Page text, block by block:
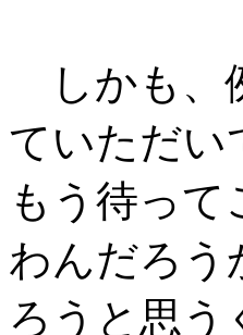
しかも、
ていただい
もう待っ
わんだろう
ろうと思う